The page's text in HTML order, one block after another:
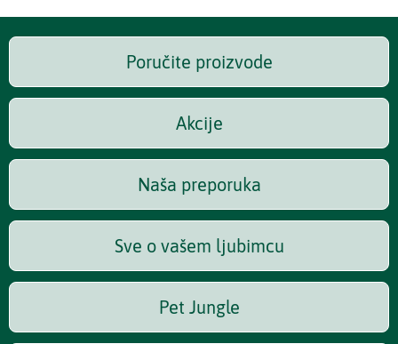
Poručite proizvode
Akcije
Naša preporuka
Sve o vašem ljubimcu
Pet Jungle